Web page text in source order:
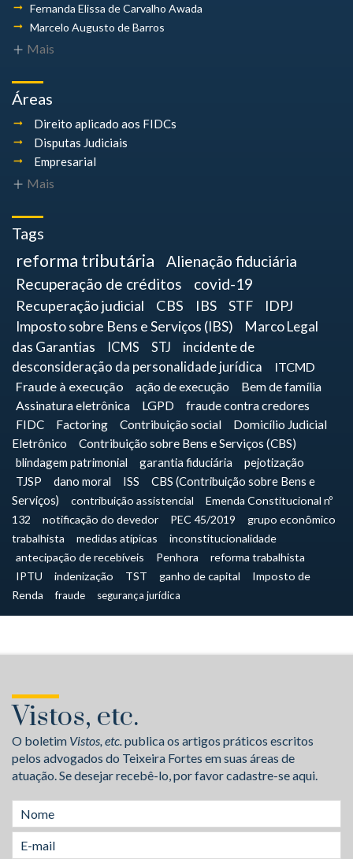
Fernanda Elissa de Carvalho Awada
Marcelo Augusto de Barros
Mais
Áreas
Direito aplicado aos FIDCs
Disputas Judiciais
Empresarial
Mais
Tags
reforma tributária
Alienação fiduciária
Recuperação de créditos
covid-19
Recuperação judicial CBS IBS STF
IDPJ
Imposto sobre Bens e Serviços (IBS)
Marco Legal
das Garantias
ICMS STJ
incidente de
desconsideração da personalidade jurídica
ITCMD
Fraude à execução
ação de execução
Bem de família
Assinatura eletrônica
LGPD fraude contra credores
FIDC Factoring Contribuição social
Domicílio Judicial
Eletrônico
Contribuição sobre Bens e Serviços (CBS)
blindagem patrimonial
garantia fiduciária
pejotização
TJSP
dano moral ISS
CBS (Contribuição sobre Bens e
Serviços)
contribuição assistencial
Emenda Constitucional nº
132
notificação do devedor PEC 45/2019
grupo econômico
trabalhista
medidas atípicas
inconstitucionalidade
antecipação de recebíveis
Penhora
reforma trabalhista
IPTU
indenização TST ganho de capital
Imposto de
Renda
fraude segurança jurídica
Vistos, etc.
O boletim Vistos, etc.publica os artigos práticos escritos
pelos advogados do Teixeira Fortes em suas áreas de
atuação. Se desejar recebê-lo, por favor cadastre-se aqui.